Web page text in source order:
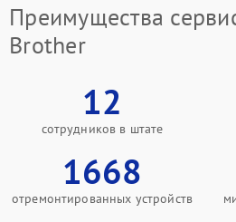
Преимущества
Brother
12
сотрудников в штате
1668
отремонтированных устройств